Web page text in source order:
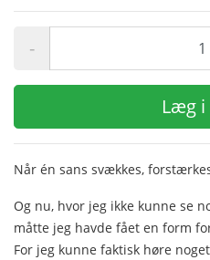
-
Læg
Når én sans svækkes,
Og nu, hvor jeg ikke kunne se
måtte jeg havde fået en form
For jeg kunne faktisk høre